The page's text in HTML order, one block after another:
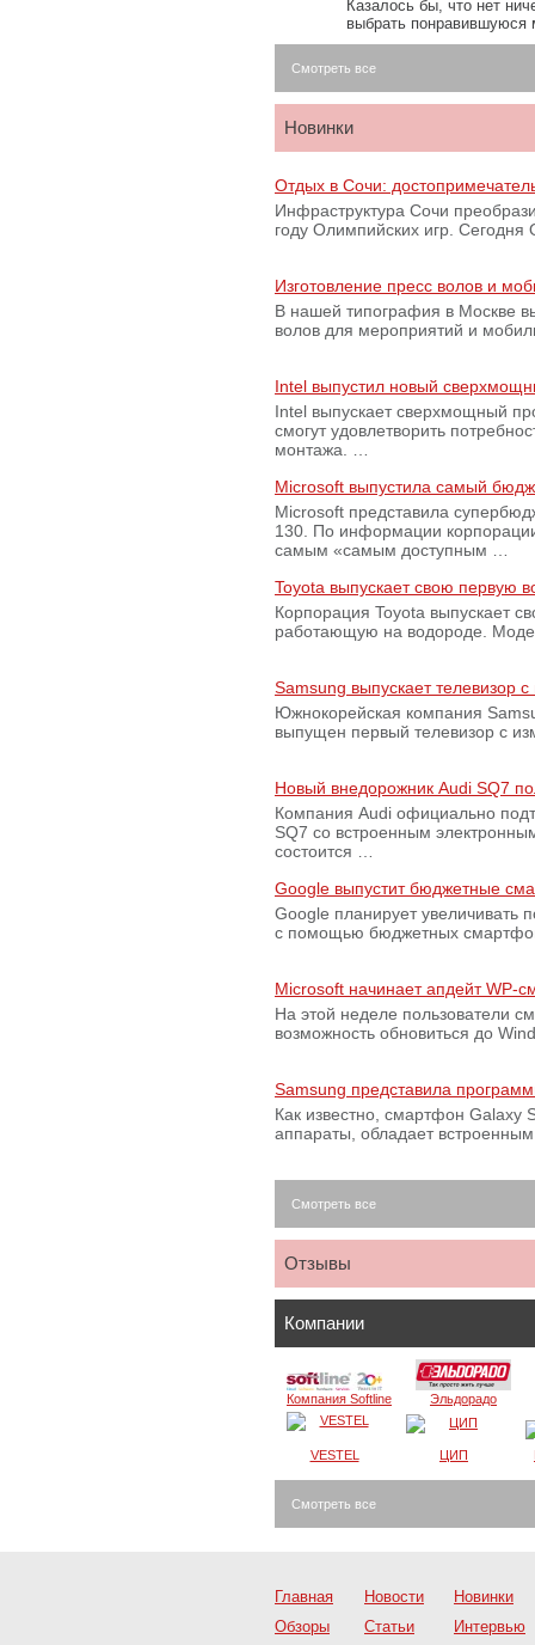
Казалось бы, что нет
выбрать
Смотреть все
Новинки
Отдых в Сочи:
Инфраструктура Сочи
году Олимпийских игр.
Изготовление пресс волов и
В нашей типография в Москве
волов для мероприятий и
Intel выпустил новый
Intel выпускает сверхмощный
смогут удовлетворить
монтажа. …
Microsoft выпустила самый
Microsoft представила
130. По информации
самым «самым доступным …
Toyota выпускает свою первую
Корпорация Toyota выпускает
работающую на водороде.
Samsung выпускает телевизор
Южнокорейская компания
выпущен первый телевизор с
Новый внедорожник Audi SQ7
Компания Audi официально
SQ7 со встроенным
состоится …
Google выпустит бюджетные
Google планирует увеличивать
с помощью бюджетных
Microsoft начинает апдейт WP-
На этой неделе пользователи
возможность обновиться до
Samsung представила
Как известно, смартфон Galaxy
аппараты, обладает
Смотреть все
Отзывы
Компании
Компания Softline Эльдорадо
VESTEL ЦИП
Смотреть все
Главная Новости
Новинки
Обзоры
Статьи
Интервью